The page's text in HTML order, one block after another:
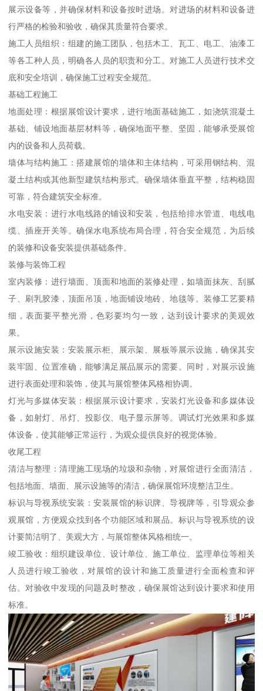
展示设备等，并确保材料和设备按时进场。对进场的材料和设备进
行严格的检验和验收，确保其质量符合要求。
施工人员组织：组建的施工团队，包括木工、瓦工、电工、油漆工
等各工种人员，明确各人员的职责和分工。对施工人员进行技术交
底和安全培训，确保施工过程安全规范。
基础工程施工
地面处理：根据展馆设计要求，进行地面基础施工，如浇筑混凝土
基础、铺设地面基层材料等，确保地面平整、坚固，能够承受展馆
内的设备和人员荷载。
墙体与结构施工：搭建展馆的墙体和主体结构，可采用钢结构、混
凝土结构或其他新型建筑结构形式。确保墙体垂直平整，结构稳固
可靠，符合建筑安全标准。
水电安装：进行水电线路的铺设和安装，包括给排水管道、电线电
缆、插座开关等。确保水电系统布局合理，符合安全规范，为后续
的装修和设备安装提供基础条件。
装修与装饰工程
室内装修：进行墙面、顶面和地面的装修处理，如墙面抹灰、刮腻
子、刷乳胶漆，顶面吊顶，地面铺设地砖、地毯等。装修工艺要精
细，表面要平整光滑，色彩要均匀一致，达到设计要求的美观效
果。
展示设施安装：安装展示柜、展示架、展板等展示设施，确保其安
装牢固、位置准确，能够满足展品展示的需要。同时，对展示设施
进行表面处理和装饰，使其与展馆整体风格相协调。
灯光与多媒体安装：根据展示设计要求，安装灯光设备和多媒体设
备，如射灯、吊灯、投影仪、电子显示屏等。调试灯光效果和多媒
体设备，使其能够正常运行，为观众提供良好的视觉体验。
收尾工程
清洁与整理：清理施工现场的垃圾和杂物，对展馆进行全面清洁，
包括地面、墙面、展示设施等的清洁，确保展馆环境整洁卫生。
标识与导视系统安装：安装展馆的标识牌、导视牌等，引导观众参
观展馆，方便观众找到各个功能区域和展品。标识与导视系统的设
计要简洁明了、美观大方，与展馆整体风格相统一。
竣工验收：组织建设单位、设计单位、施工单位、监理单位等相关
人员进行竣工验收，对展馆的设计和施工质量进行全面检查和评
估。对验收中发现的问题及时整改，确保展馆达到设计要求和使用
标准。